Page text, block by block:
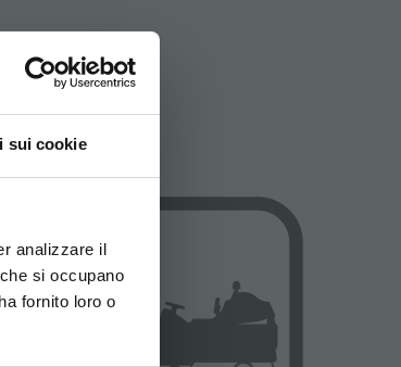
sui cookie
analizzare il
si occupano
fornito loro o